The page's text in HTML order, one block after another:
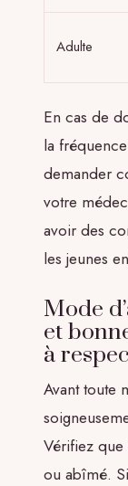
Adulte
En cas de
la
demander
votre
avoir des
les jeunes
Mode
et
à
Avant toute
Vérifiez que
ou abîmé.